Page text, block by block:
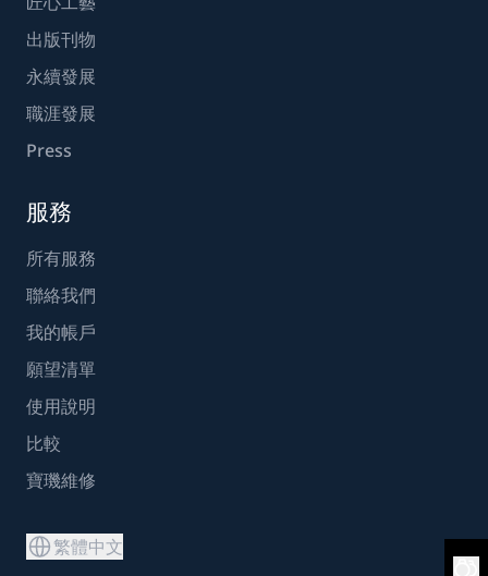
出版刊物
永續發展
職涯發展
Press
服務
所有服務
聯絡我們
我的帳戶
願望清單
使用說明
比較
寶璣維修
繁體中文